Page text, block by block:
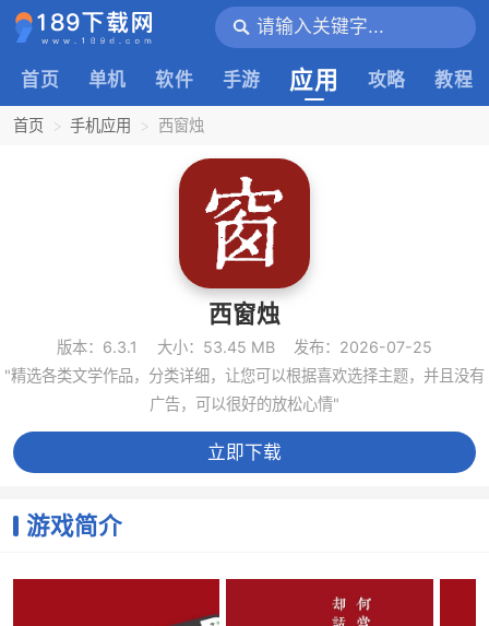
首页 单机 软件 手游 应用 攻略 教程
首页 手机应用 西窗烛
西窗烛
版本：6.3.1 大小：53.45 MB
发布：2026-07-25
"精选各类文学作品，分类详细，让您可以根据喜欢选择主题，并且没有
广告，可以很好的放松心情"
立即下载
游戏简介